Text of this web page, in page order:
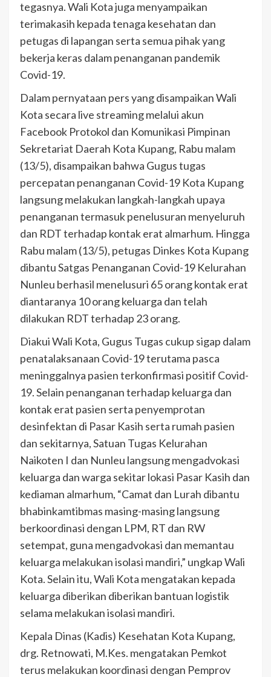
tegasnya. Wali Kota juga menyampaikan
terimakasih kepada tenaga kesehatan dan
petugas di lapangan serta semua pihak yang
bekerja keras dalam penanganan pandemik
Covid-19.
Dalam pernyataan pers yang disampaikan Wali
Kota secara live streaming melalui akun
Facebook Protokol dan Komunikasi Pimpinan
Sekretariat Daerah Kota Kupang, Rabu malam
(13/5), disampaikan bahwa Gugus tugas
percepatan penanganan Covid-19 Kota Kupang
langsung melakukan langkah-langkah upaya
penanganan termasuk penelusuran menyeluruh
dan RDT terhadap kontak erat almarhum. Hingga
Rabu malam (13/5), petugas Dinkes Kota Kupang
dibantu Satgas Penanganan Covid-19 Kelurahan
Nunleu berhasil menelusuri 65 orang kontak erat
diantaranya 10 orang keluarga dan telah
dilakukan RDT terhadap 23 orang.
Diakui Wali Kota, Gugus Tugas cukup sigap dalam
penatalaksanaan Covid-19 terutama pasca
meninggalnya pasien terkonfirmasi positif Covid-
19. Selain penanganan terhadap keluarga dan
kontak erat pasien serta penyemprotan
desinfektan di Pasar Kasih serta rumah pasien
dan sekitarnya, Satuan Tugas Kelurahan
Naikoten I dan Nunleu langsung mengadvokasi
keluarga dan warga sekitar lokasi Pasar Kasih dan
kediaman almarhum, “Camat dan Lurah dibantu
bhabinkamtibmas masing-masing langsung
berkoordinasi dengan LPM, RT dan RW
setempat, guna mengadvokasi dan memantau
keluarga melakukan isolasi mandiri,” ungkap Wali
Kota. Selain itu, Wali Kota mengatakan kepada
keluarga diberikan diberikan bantuan logistik
selama melakukan isolasi mandiri.
Kepala Dinas (Kadis) Kesehatan Kota Kupang,
drg. Retnowati, M.Kes. mengatakan Pemkot
terus melakukan koordinasi dengan Pemprov